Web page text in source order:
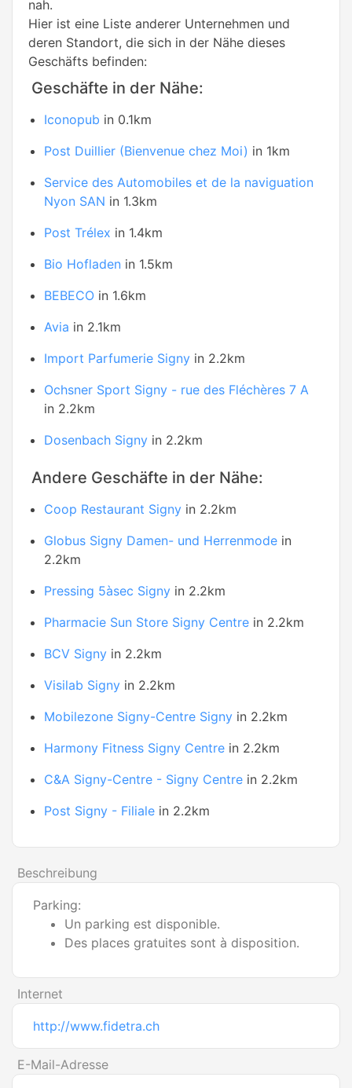
nah.
Hier ist eine Liste anderer Unternehmen und
deren Standort, die sich in der Nähe dieses
Geschäfts befinden:
Geschäfte in der Nähe:
Iconopub in 0.1km
Post Duillier (Bienvenue chez Moi) in 1km
Service des Automobiles et de la naviguation
Nyon SAN in 1.3km
Post Trélex in 1.4km
Bio Hofladen in 1.5km
BEBECO in 1.6km
Avia in 2.1km
Import Parfumerie Signy in 2.2km
Ochsner Sport Signy - rue des Fléchères 7 A
in 2.2km
Dosenbach Signy in 2.2km
Andere Geschäfte in der Nähe:
Coop Restaurant Signy in 2.2km
Globus Signy Damen- und Herrenmode in
2.2km
Pressing 5àsec Signy in 2.2km
Pharmacie Sun Store Signy Centre in 2.2km
BCV Signy in 2.2km
Visilab Signy in 2.2km
Mobilezone Signy-Centre Signy in 2.2km
Harmony Fitness Signy Centre in 2.2km
C&A Signy-Centre - Signy Centre in 2.2km
Post Signy - Filiale in 2.2km
Beschreibung
Parking:
Un parking est disponible.
Des places gratuites sont à disposition.
Internet
http://www.fidetra.ch
E-Mail-Adresse